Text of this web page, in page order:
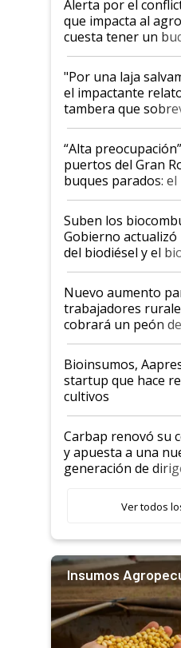
Alerta por el
que impacta al
cuesta tener un
y el peligro de que
pase a ser "país
"Por una laja
el impactante
tambera que
tornado
“Alta
puertos del Gran
buques parados: el
funcionamiento de
exportadoras en
la medida de
prácticos
Suben los
Gobierno actualizó
del biodiésel y el
Nuevo aumento
trabajadores
cobrará un peón
Bioinsumos,
startup que hace
cultivos
Carbap renovó su
y apuesta a una
generación de
Ver todos
Insumos